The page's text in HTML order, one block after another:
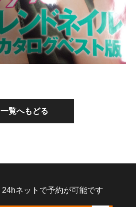
一覧へもどる
24hネットで予約が可能です